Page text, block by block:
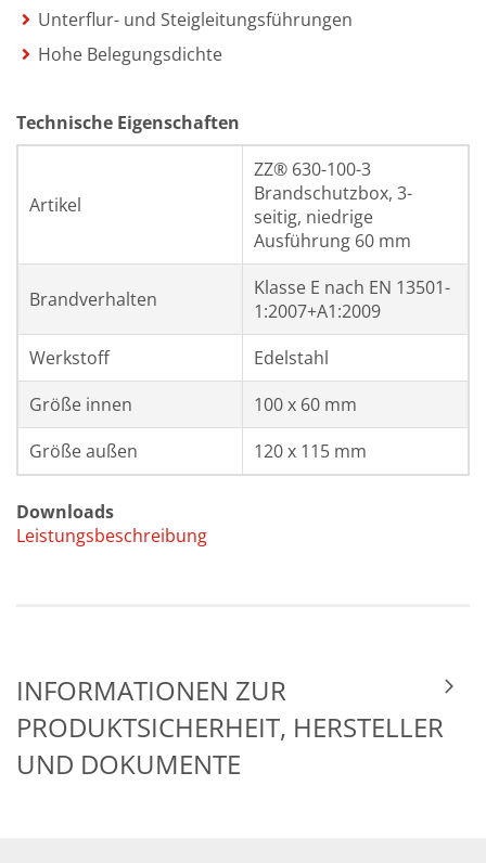
Unterflur- und Steigleitungsführungen
Hohe Belegungsdichte
Technische Eigenschaften
Artikel
ZZ® 630-100-3
Brandschutzbox, 3-
seitig, niedrige
Ausführung 60 mm
Brandverhalten
Klasse E nach EN 13501-
1:2007+A1:2009
Werkstoff
Edelstahl
Größe innen
100 x 60 mm
Größe außen
120 x 115 mm
Downloads
Leistungsbeschreibung
INFORMATIONEN ZUR
PRODUKTSICHERHEIT, HERSTELLER
UND DOKUMENTE